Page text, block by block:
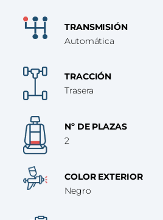
TRANSMISIÓN
Automática
TRACCIÓN
Trasera
Nº DE PLAZAS
2
COLOR EXTERIOR
Negro